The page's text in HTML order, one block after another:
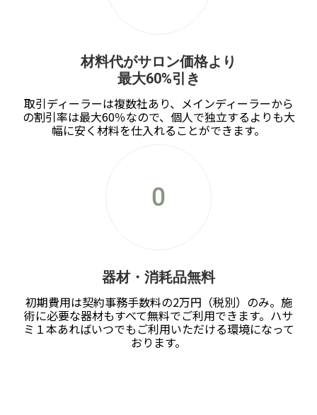
材料代がサロン価格より
最大60%引き
取引ディーラーは複数社あり、メインディーラーから
の割引率は最大60％なので、個人で独立するよりも大
幅に安く材料を仕入れることができます。
exposure_zero
器材・消耗品無料
初期費用は契約事務手数料の2万円（税別）のみ。施
術に必要な器材もすべて無料でご利用できます。ハサ
ミ１本あればいつでもご利用いただける環境になって
おります。